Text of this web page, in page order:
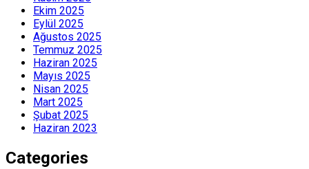
Ekim 2025
Eylül 2025
Ağustos 2025
Temmuz 2025
Haziran 2025
Mayıs 2025
Nisan 2025
Mart 2025
Şubat 2025
Haziran 2023
Categories